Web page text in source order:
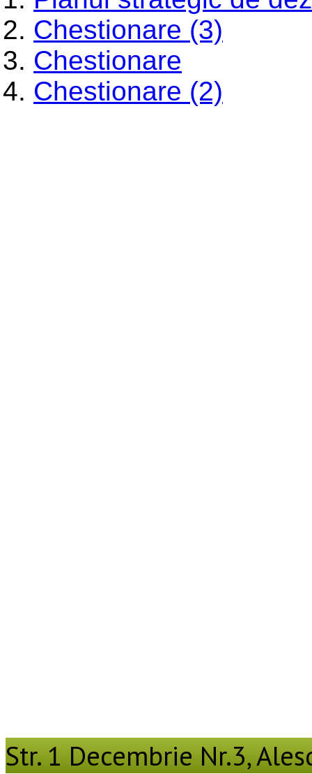
Chestionare (3)
Chestionare
Chestionare (2)
Str. 1 Decembrie Nr.3,